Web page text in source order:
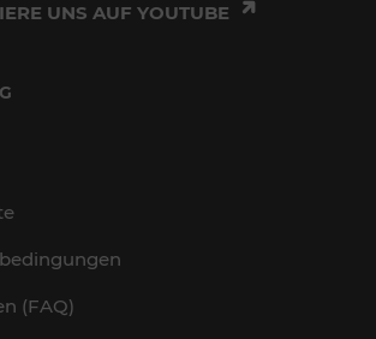
UNS AUF YOUTUBE
(FAQ)